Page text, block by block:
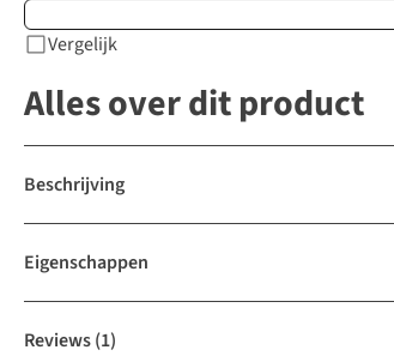
Vergelijk
Alles over dit product
Beschrijving
Eigenschappen
Reviews(1)